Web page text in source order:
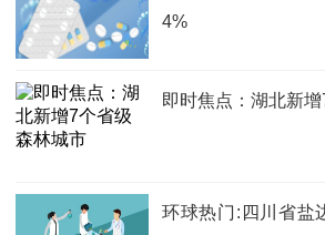
4%
即时焦点：湖北新
环球热门:四川省盐